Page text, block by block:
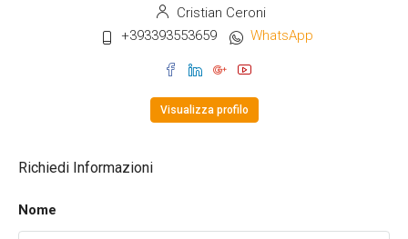
Cristian Ceroni
+393393553659
WhatsApp
Visualizza profilo
Richiedi Informazioni
Nome